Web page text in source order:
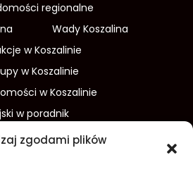
zgodami plików
regionalne
Wady Koszalina
w Koszalinie
w Koszalinie
w Koszalinie
w poradnik
w Koszalinie
w Koszalinie